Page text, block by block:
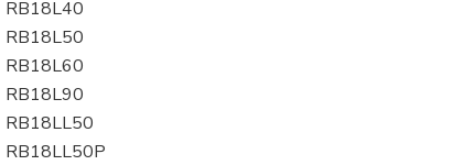
RB18L40
RB18L50
RB18L60
RB18L90
RB18LL50
RB18LL50P